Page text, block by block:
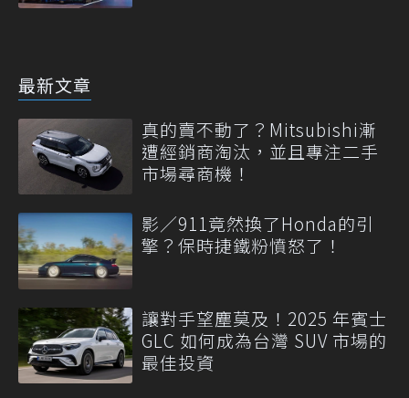
最新文章
真的賣不動了？Mitsubishi漸
遭經銷商淘汰，並且專注二手
市場尋商機！
影／911竟然換了Honda的引
擎？保時捷鐵粉憤怒了！
讓對手望塵莫及！2025 年賓士
GLC 如何成為台灣 SUV 市場的
最佳投資